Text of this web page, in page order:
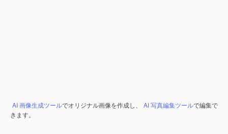
AI 画像生成ツールでオリジナル画像を作成し、 AI 写真編集ツールで編集で
きます。